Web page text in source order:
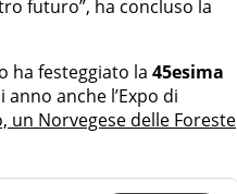
futuro”, ha concluso la
ha festeggiato la 45esima
anche l’Expo di
un Norvegese delle Foreste